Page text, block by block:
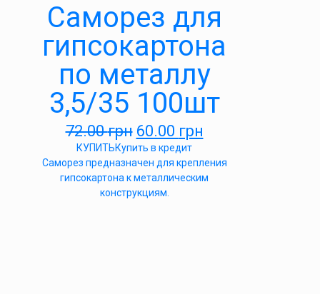
Саморез для
гипсокартона
по металлу
3,5/35 100шт
72.00грн 60.00 грн
КУПИТЬКупить в кредит
Саморез предназначен для крепления
гипсокартона к металлическим
конструкциям.